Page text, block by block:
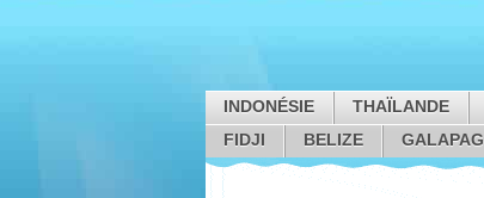
INDONÉSIE THAÏLANDE
FIDJI
BELIZE